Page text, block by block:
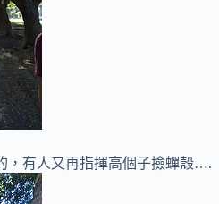
，有人又再指揮高個子撿蟬殼….